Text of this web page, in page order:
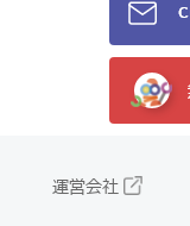
運営会社